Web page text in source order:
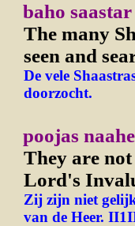
baho
The many
seen and
De vele
doorzocht.
poojas
They are
Lord's
Zij zijn niet
van de Heer.